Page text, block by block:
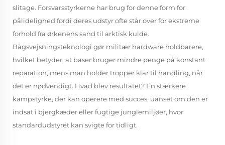
slitage. Forsvarsstyrkerne har brug for denne form for
pålidelighed fordi deres udstyr ofte står over for ekstreme
forhold fra ørkenens sand til arktisk kulde.
Bågsvejsningsteknologi gør militær hardware holdbarere,
hvilket betyder, at baser bruger mindre penge på konstant
reparation, mens man holder tropper klar til handling, når
det er nødvendigt. Hvad blev resultatet? En stærkere
kampstyrke, der kan operere med succes, uanset om den er
indsat i bjergkæder eller fugtige junglemiljøer, hvor
standardudstyret kan svigte for tidligt.